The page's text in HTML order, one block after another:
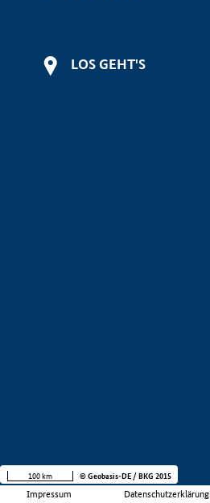
LOS GEHT'S
Impressum Datenschutzerklärung
100 km © Geobasis-DE / BKG 2015